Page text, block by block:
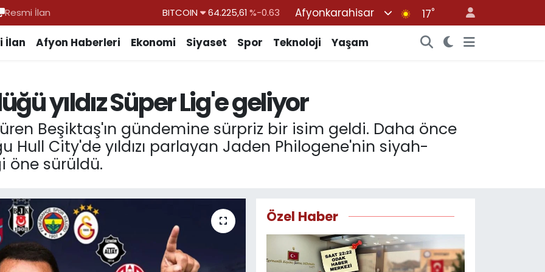
Resmi İlan DOLAR 47,7143 %0.16
BİST100
13.799%70
BITCOIN
64.225,61 %-0.63
Afyonkarahisar 17°
İlan Afyon Haberleri Ekonomi Siyaset Spor Teknoloji Yaşam
yıldız Süper Lig'e geliyor
Beşiktaş'ın gündemine sürpriz bir isim geldi. Daha önce
Hull City'de yıldızı parlayan Jaden Philogene'nin siyah-
öne sürüldü.
Özel Haber